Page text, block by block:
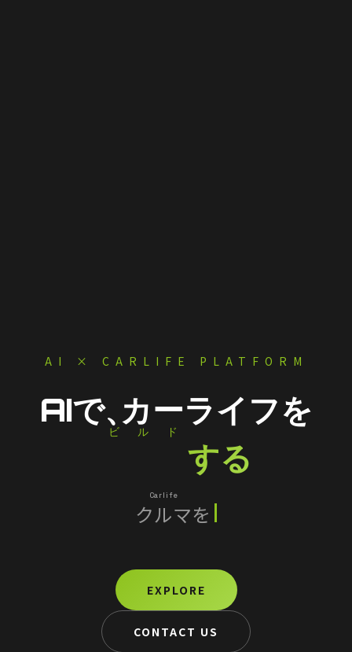
AI × CARLIFE PLATFORM
AIで、カーライフを
ビルド
する
クルマをスマートに
EXPLORE
CONTACT US